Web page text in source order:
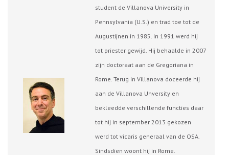
student de Villanova University in
Pennsylvania (U.S.) en trad toe tot de
Augustijnen in 1985. In 1991 werd hij
tot priester gewijd. Hij behaalde in 2007
zijn doctoraat aan de Gregoriana in
Rome. Terug in Villanova doceerde hij
aan de Villanova Unversity en
bekleedde verschillende functies daar
tot hij in september 2013 gekozen
werd tot vicaris generaal van de OSA.
Sindsdien woont hij in Rome.